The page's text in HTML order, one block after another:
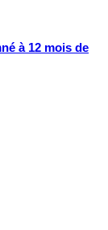
à 12 mois de